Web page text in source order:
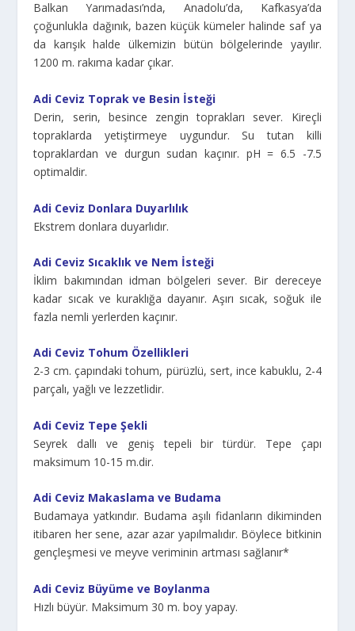
Balkan Yarımadası’nda, Anadolu’da, Kafkasya’da
çoğunlukla dağınık, bazen küçük kümeler halinde saf ya
da karışık halde ülkemizin bütün bölgelerinde yayılır.
1200 m. rakıma kadar çıkar.
Adi Ceviz Toprak ve Besin İsteği
Derin, serin, besince zengin toprakları sever. Kireçli
topraklarda yetiştirmeye uygundur. Su tutan killi
topraklardan ve durgun sudan kaçınır. pH = 6.5 -7.5
optimaldir.
Adi Ceviz Donlara Duyarlılık
Ekstrem donlara duyarlıdır.
Adi Ceviz Sıcaklık ve Nem İsteği
İklim bakımından idman bölgeleri sever. Bir dereceye
kadar sıcak ve kuraklığa daya­nır. Aşırı sıcak, soğuk ile
fazla nemli yerlerden kaçınır.
Adi Ceviz Tohum Özellikleri
2-3 cm. çapındaki tohum, pürüzlü, sert, ince kabuklu, 2-4
parçalı, yağlı ve lezzetlidir.
Adi Ceviz Tepe Şekli
Seyrek dallı ve geniş tepeli bir türdür. Tepe çapı
maksimum 10-15 m.dir.
Adi Ceviz Makaslama ve Budama
Budamaya yatkındır. Budama aşılı fidanların dikiminden
itibaren her sene, azar azar yapılmalıdır. Böylece bitkinin
gençleşmesi ve meyve veriminin artması sağlanır*
Adi Ceviz Büyüme ve Boylanma
Hızlı büyür. Maksimum 30 m. boy yapay.